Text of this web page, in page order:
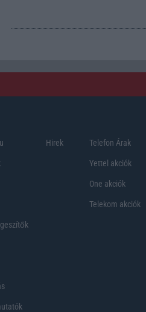
Hirek Telefon Árak
Yettel akciók
One akciók
Telekom akciók